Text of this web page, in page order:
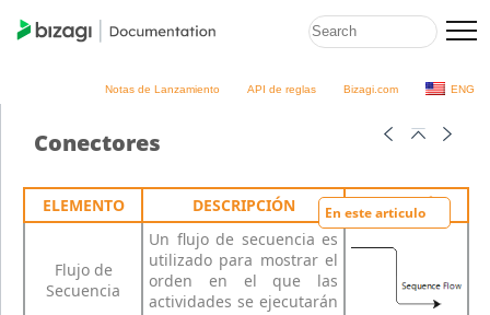
Notas de Lanzamiento API de reglas Bizagi.com ENG